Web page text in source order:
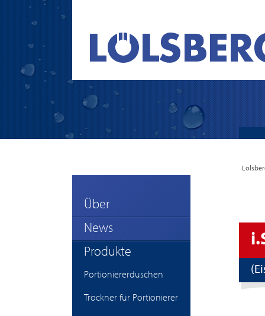
Über
News
Produkte
Portioniererduschen
Trockner für Portionierer